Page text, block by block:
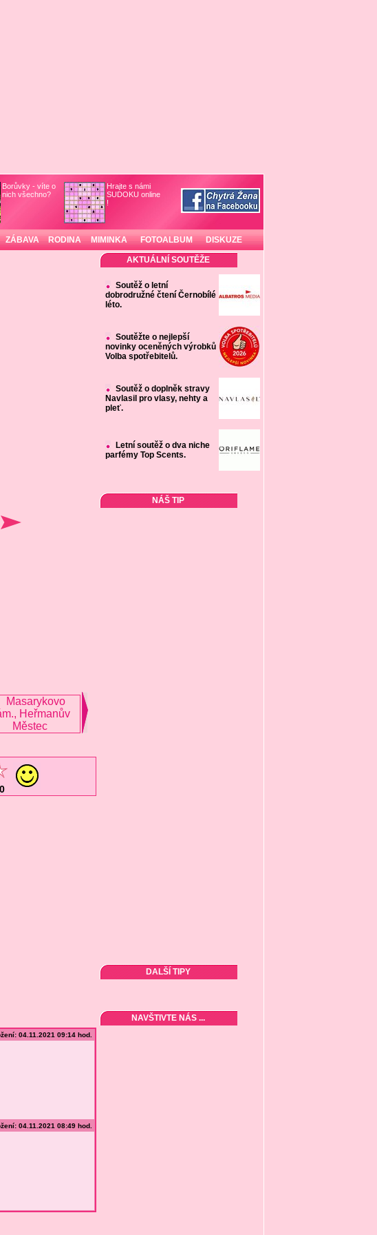
Borůvky - víte o
nich všechno?
Hrajte s námi
SUDOKU online
!
ZÁBAVA RODINA MIMINKA FOTOALBUM DISKUZE
04.11.2021 09:14 hod.
04.11.2021 08:49 hod.
AKTUÁLNÍ SOUTĚŽE
Soutěž o letní
dobrodružné čtení Černobílé
léto.
Soutěžte o nejlepší
novinky oceněných výrobků
Volba spotřebitelů.
Soutěž o doplněk stravy
Navlasil pro vlasy, nehty a
pleť.
Letní soutěž o dva niche
parfémy Top Scents.
NÁŠ TIP
DALŠÍ TIPY
NAVŠTIVTE NÁS ...